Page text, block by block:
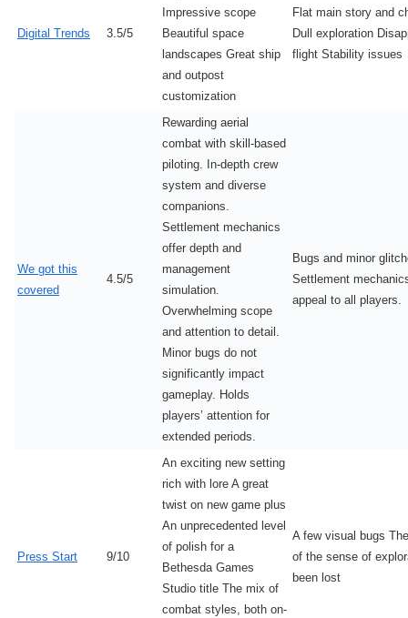
Digital Trends 3.5/5
Impressive scope
Beautiful space
landscapes Great ship
and outpost
customization
Flat main story and
Dull exploration
flight Stability issues
We got this
covered
4.5/5
Rewarding aerial
combat with skill-based
piloting. In-depth crew
system and diverse
companions.
Settlement mechanics
offer depth and
management
simulation.
Overwhelming scope
and attention to detail.
Minor bugs do not
significantly impact
gameplay. Holds
players’ attention for
extended periods.
Bugs and minor
Settlement
appeal to all players.
Press Start 9/10
An exciting new setting
rich with lore A great
twist on new game plus
An unprecedented level
of polish for a
Bethesda Games
Studio title The mix of
combat styles, both on-
A few visual bugs
of the sense of
been lost